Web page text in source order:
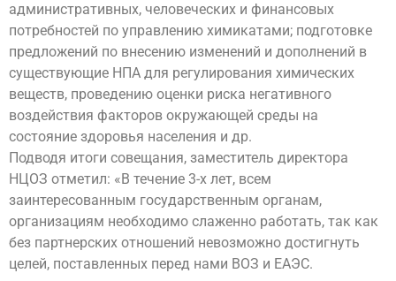
административных, человеческих и финансовых
потребностей по управлению химикатами; подготовке
предложений по внесению изменений и дополнений в
существующие НПА для регулирования химических
веществ, проведению оценки риска негативного
воздействия факторов окружающей среды на
состояние здоровья населения и др.
Подводя итоги совещания, заместитель директора
НЦОЗ отметил: «В течение 3-х лет, всем
заинтересованным государственным органам,
организациям необходимо слаженно работать, так как
без партнерских отношений невозможно достигнуть
целей, поставленных перед нами ВОЗ и ЕАЭС.